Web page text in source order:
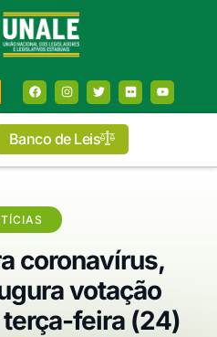
Banco de Leis
coronavírus,
votação
feira (24)